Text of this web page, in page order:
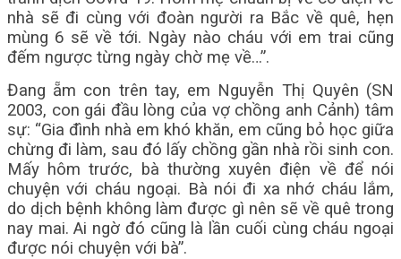
nhà sẽ đi cùng với đoàn người ra Bắc về quê, hẹn
mùng 6 sẽ về tới. Ngày nào cháu với em trai cũng
đếm ngược từng ngày chờ mẹ về…”.
Đang ẵm con trên tay, em Nguyễn Thị Quyên (SN
2003, con gái đầu lòng của vợ chồng anh Cảnh) tâm
sự: “Gia đình nhà em khó khăn, em cũng bỏ học giữa
chừng đi làm, sau đó lấy chồng gần nhà rồi sinh con.
Mấy hôm trước, bà thường xuyên điện về để nói
chuyện với cháu ngoại. Bà nói đi xa nhớ cháu lắm,
do dịch bệnh không làm được gì nên sẽ về quê trong
nay mai. Ai ngờ đó cũng là lần cuối cùng cháu ngoại
được nói chuyện với bà”.